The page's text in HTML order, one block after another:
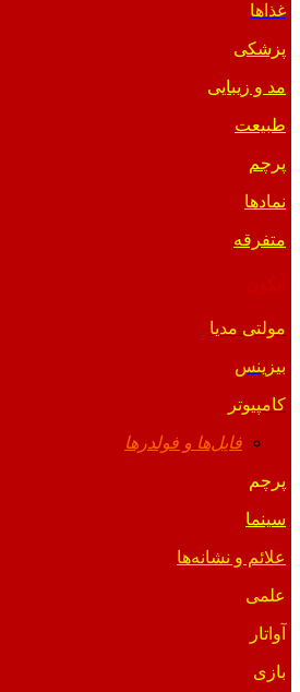
غذاها
پزشکی
مد و زیبایی
طبیعت
پرچم
نمادها
متفرقه
مولتی مدیا
بیزینس
کامپیوتر
فایل‌ها و فولدرها
پرچم
سینما
علائم و نشانه‌ها
علمی
آواتار
بازی